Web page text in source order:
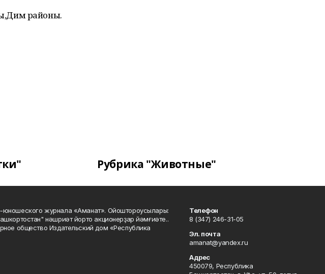
районы.
Рубрика "Животные"
юношеского журнала «Аманат». Ойоштороусылары:
нәшриәт йорто акционерҙар йәмғиәте..
общество Издательский дом «Республика
Телефон
8 (347) 246-31-05
Эл. почта
amanat@yandex.ru
Адрес
450079, Республика